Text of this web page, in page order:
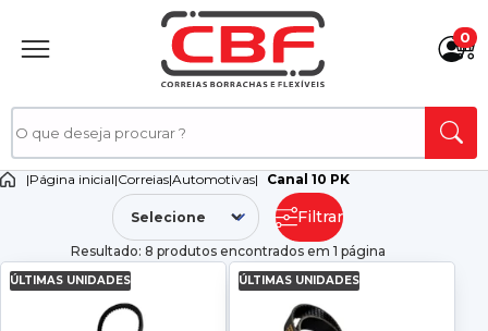
0
|Página inicial|Correias|Automotivas| Canal 10 PK
Resultado: 8 produtos encontrados em 1 página
Filtrar
ÚLTIMAS UNIDADES ÚLTIMAS UNIDADES